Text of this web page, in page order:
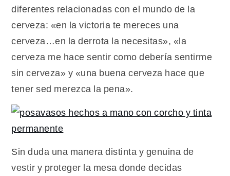
diferentes relacionadas con el mundo de la
cerveza: «en la victoria te mereces una
cerveza…en la derrota la necesitas», «la
cerveza me hace sentir como debería sentirme
sin cerveza» y «una buena cerveza hace que
tener sed merezca la pena».
Sin duda una manera distinta y genuina de
vestir y proteger la mesa donde decidas